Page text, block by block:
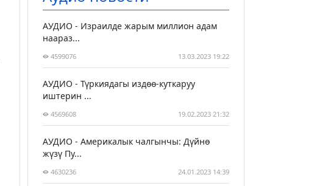
АУДИО - Израилде жарым миллион адам
наараз...
4599076 13.03.2023 19:22
АУДИО - Түркиядагы издөө-куткаруу
иштерин ...
4569608 19.02.2023 21:32
АУДИО - Америкалык чалгынчы: Дүйнө
жүзү Пу...
4630236 24.01.2023 14:39